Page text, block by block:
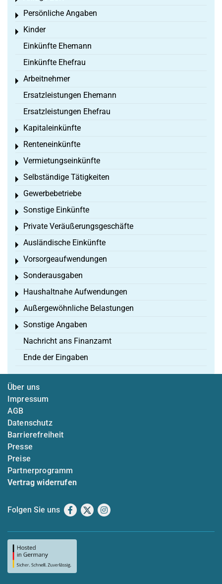
Persönliche Angaben
Toggle menu
Kinder
Toggle menu
Einkünfte Ehemann
Einkünfte Ehefrau
Arbeitnehmer
Toggle menu
Ersatzleistungen Ehemann
Ersatzleistungen Ehefrau
Kapitaleinkünfte
Toggle menu
Renteneinkünfte
Toggle menu
Vermietungseinkünfte
Toggle menu
Selbständige Tätigkeiten
Toggle menu
Gewerbebetriebe
Toggle menu
Sonstige Einkünfte
Toggle menu
Private Veräußerungsgeschäfte
Toggle menu
Ausländische Einkünfte
Toggle menu
Vorsorgeaufwendungen
Toggle menu
Sonderausgaben
Toggle menu
Haushaltnahe Aufwendungen
Toggle menu
Außergewöhnliche Belastungen
Toggle menu
Sonstige Angaben
Toggle menu
Nachricht ans Finanzamt
Ende der Eingaben
Über uns
Impressum
AGB
Datenschutz
Barrierefreiheit
Presse
Preise
Partnerprogramm
Vertrag widerrufen
Folgen Sie uns Facebook
X Instagram